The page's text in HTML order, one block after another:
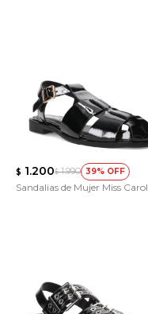
$ 1.200$ 1.990 39
Sandalias de Mujer Miss Carol